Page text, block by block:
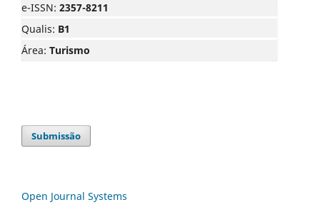
e-ISSN: 2357-8211
Qualis: B1
Área: Turismo
Submissão
Open Journal Systems